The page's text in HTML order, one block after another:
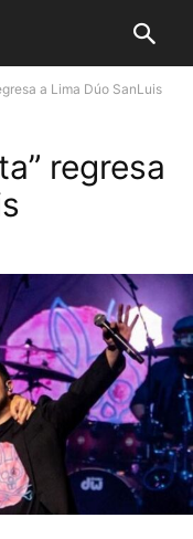
a Lima Dúo SanLuis
regresa